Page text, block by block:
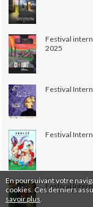
En poursuivant votre
cookies. Ces derniers
savoir plus
Festival
2025
Festival
Festival
Festival